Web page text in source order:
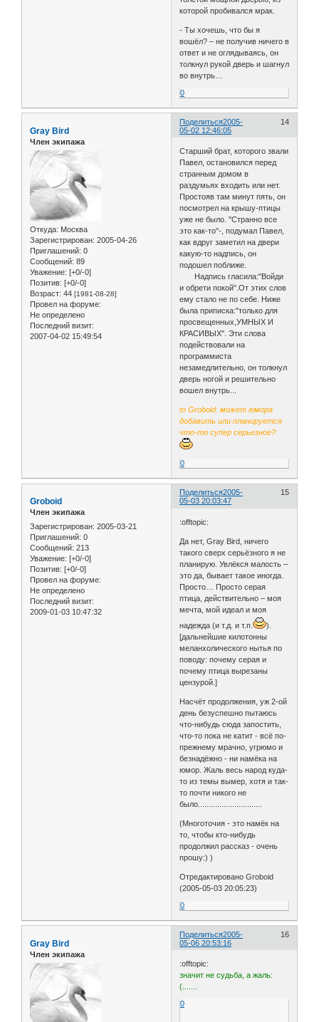
которой пробивался мрак.
- Ты хочешь, что бы я
вошёл? – не получив ничего в
ответ и не оглядываясь, он
толкнул рукой дверь и шагнул
во внутрь…
0
Поделиться 14
2005-
05-02 12:46:05
Gray Bird
Член экипажа
Откуда: Москва
Зарегистрирован: 2005-04-26
Приглашений: 0
Сообщений: 89
Уважение: [+0/-0]
Позитив: [+0/-0]
Возраст: 44 [1981-08-28]
Провел на форуме:
Не определено
Последний визит:
2007-04-02 15:49:54
Старший брат, которого звали
Павел, остановился перед
странным домом в
раздумьях входить или нет.
Простояв там минут пять, он
посмотрел на крышу-птицы
уже не было. "Странно все
это как-то"-, подумал Павел,
как вдруг заметил на двери
какую-то надпись, он
подошел поближе.
Надпись гласила:"Войди
и обрети покой".От этих слов
ему стало не по себе. Ниже
была приписка:"только для
просвещенных,УМНЫХ И
КРАСИВЫХ". Эти слова
подействовали на
программиста
незамедлительно, он толкнул
дверь ногой и решительно
вошел внутрь...
to Groboid: может юмора
добавить или планируется
что-то супер серьезное?
0
Поделиться 15
2005-
05-03 20:03:47
Groboid
Член экипажа
Зарегистрирован: 2005-03-21
Приглашений: 0
Сообщений: 213
Уважение: [+0/-0]
Позитив: [+0/-0]
Провел на форуме:
Не определено
Последний визит:
2009-01-03 10:47:32
:offtopic:
Да нет, Gray Bird, ничего
такого сверх серьёзного я не
планирую. Увлёкся малость –
это да, бывает такое иногда.
Просто… Просто серая
птица, действительно – моя
мечта, мой идеал и моя
надежда (и т.д. и т.п.
).
[дальнейшие килотонны
меланхолического нытья по
поводу: почему серая и
почему птица вырезаны
цензурой.]
Насчёт продолжения, уж 2-ой
день безуспешно пытаюсь
что-нибудь сюда запостить,
что-то пока не катит - всё по-
прежнему мрачно, угрюмо и
безнадёжно - ни намёка на
юмор. Жаль весь народ куда-
то из темы вымер, хотя и так-
то почти никого не
было..............................
(Многоточия - это намёк на
то, чтобы кто-нибудь
продолжил рассказ - очень
прошу:) )
Отредактировано Groboid
(2005-05-03 20:05:23)
0
Поделиться 16
2005-
05-06 20:53:16
Gray Bird
Член экипажа
:offtopic:
значит не судьба, а жаль:
(.......
0